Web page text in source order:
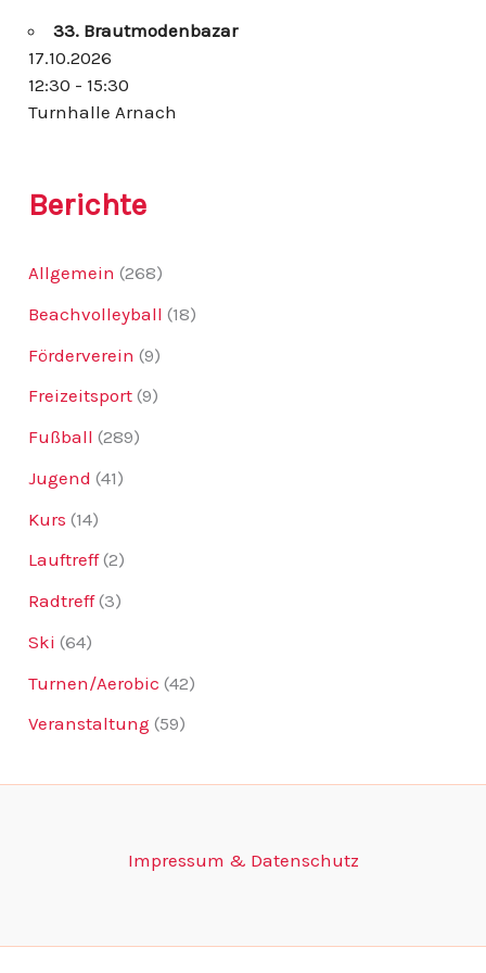
a
c
h
33. Brautmodenbazar
17.10.2026
12:30 - 15:30
Turnhalle Arnach
Berichte
Allgemein (268)
Beachvolleyball (18)
Förderverein (9)
Freizeitsport (9)
Fußball (289)
Jugend (41)
Kurs (14)
Lauftreff(2)
Radtreff(3)
Ski (64)
Turnen/Aerobic (42)
Veranstaltung (59)
Impressum & Datenschutz